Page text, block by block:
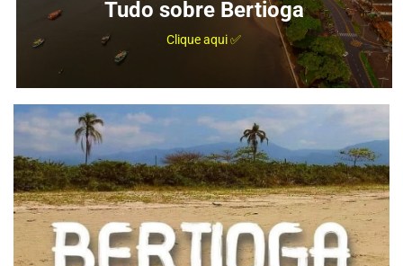
Tudo sobre Bertioga
Clique aqui ✅